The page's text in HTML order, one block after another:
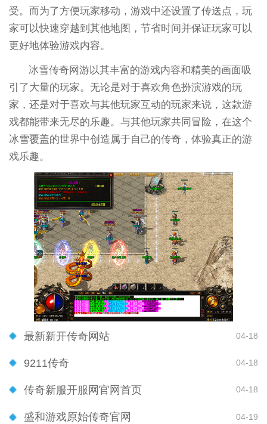
受。而为了方便玩家移动，游戏中还设置了传送点，玩
家可以快速穿越到其他地图，节省时间并保证玩家可以
更好地体验游戏内容。
冰雪传奇网游以其丰富的游戏内容和精美的画面吸
引了大量的玩家。无论是对于喜欢角色扮演游戏的玩
家，还是对于喜欢与其他玩家互动的玩家来说，这款游
戏都能带来无尽的乐趣。与其他玩家共同冒险，在这个
冰雪覆盖的世界中创造属于自己的传奇，体验真正的游
戏乐趣。
最新新开传奇网站 04-18
9211传奇 04-18
传奇新服开服网官网首页 04-18
盛和游戏原始传奇官网 04-19